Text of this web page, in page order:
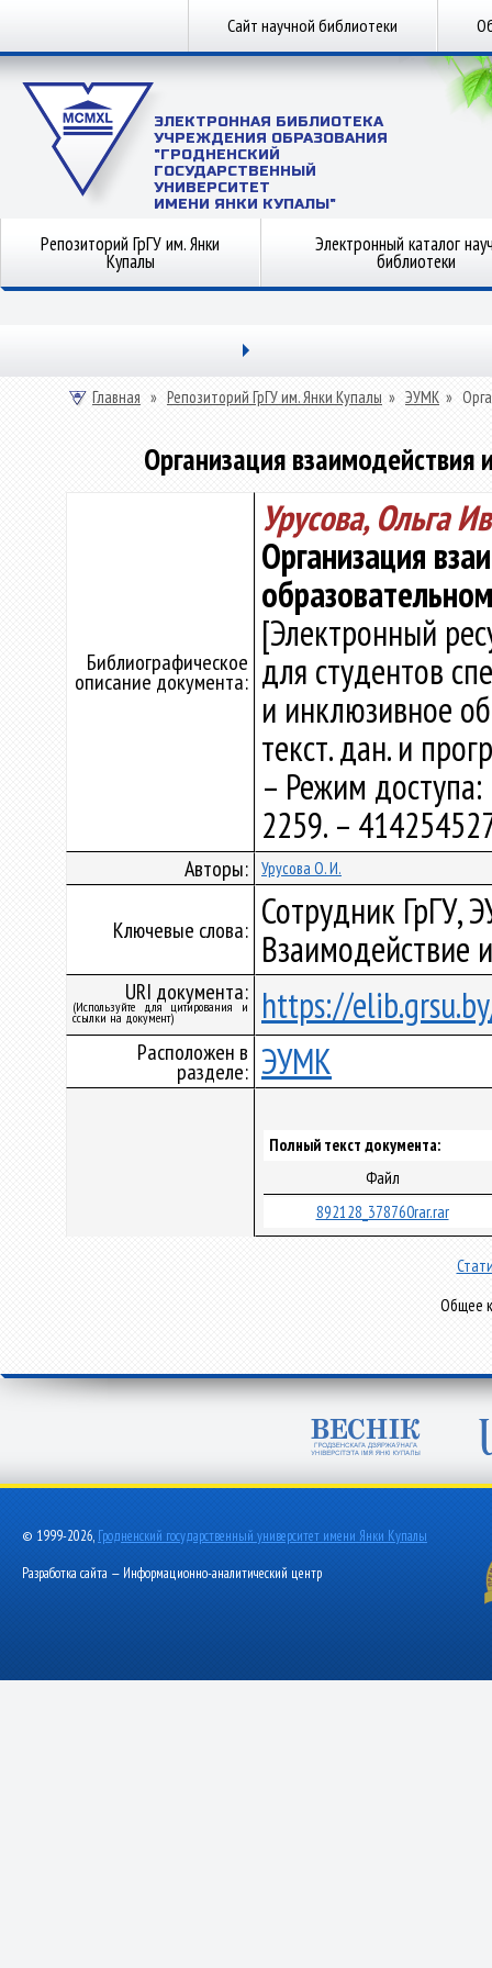
Сайт научной библиотеки
ЭЛЕКТРОННАЯ БИБЛИОТЕКА
УЧРЕЖДЕНИЯ ОБРАЗОВАНИЯ
"ГРОДНЕНСКИЙ
ГОСУДАРСТВЕННЫЙ
УНИВЕРСИТЕТ
ИМЕНИ ЯНКИ КУПАЛЫ"
Репозиторий ГрГУ им. Янки
Купалы
Электронный каталог
библиотеки
Главная » Репозиторий ГрГУ им. Янки Купалы » ЭУМК »
Организация
Библиографическое
описание документа:
Урусова, Ольга
Организация
[Электронный
для студентов
и инклюзивное
текст. дан. и
– Режим
2259. –
Авторы: Урусова О. И.
Ключевые слова: Сотрудник ГрГУ,
Взаимодействие
URI документа:
(Используйте для цитирования и
ссылки на документ) https://
Расположен в
разделе: ЭУМК
Полный текст документа:
Файл
892128_378760rar.rar
Общее
© 1999-2026, Гродненский государственный университет имени Янки Купалы
Разработка сайта — Информационно-аналитический центр